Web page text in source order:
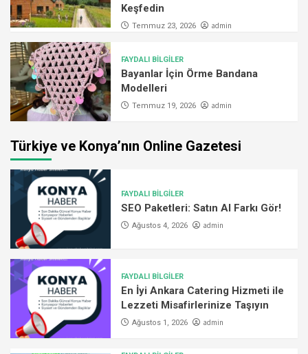
Keşfedin
Temmuz 23, 2026 admin
FAYDALI BİLGİLER
Bayanlar İçin Örme Bandana
Modelleri
Temmuz 19, 2026 admin
Türkiye ve Konya’nın Online Gazetesi
FAYDALI BİLGİLER
SEO Paketleri: Satın Al Farkı Gör!
Ağustos 4, 2026 admin
FAYDALI BİLGİLER
En İyi Ankara Catering Hizmeti ile
Lezzeti Misafirlerinize Taşıyın
Ağustos 1, 2026 admin